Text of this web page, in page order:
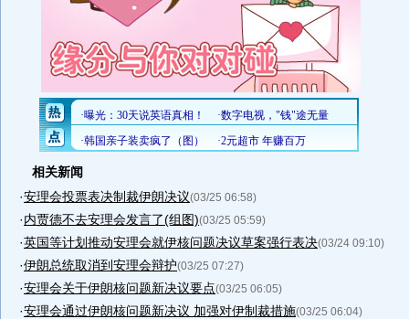
相关新闻
·安理会投票表决制裁伊朗决议(03/25 06:58)
·内贾德不去安理会发言了(组图)(03/25 05:59)
·英国等计划推动安理会就伊核问题决议草案强行表决(03/24 09:10)
·伊朗总统取消到安理会辩护(03/25 07:27)
·安理会关于伊朗核问题新决议要点(03/25 06:05)
·安理会通过伊朗核问题新决议 加强对伊制裁措施(03/25 06:04)